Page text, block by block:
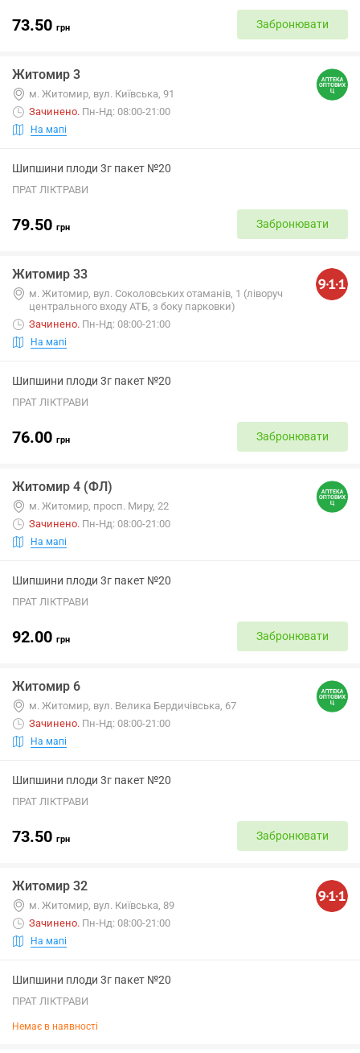
73.50 грн Забронювати
Житомир 3
м. Житомир, вул. Київська, 91
Зачинено. Пн-Нд: 08:00-21:00
На мапі
Шипшини плоди 3г пакет №20
ПРАТ ЛІКТРАВИ
79.50 грн Забронювати
Житомир 33
м. Житомир, вул. Соколовських отаманів, 1 (ліворуч
центрального входу АТБ, з боку парковки)
Зачинено. Пн-Нд: 08:00-21:00
На мапі
Шипшини плоди 3г пакет №20
ПРАТ ЛІКТРАВИ
76.00 грн Забронювати
Житомир 4 (ФЛ)
м. Житомир, просп. Миру, 22
Зачинено. Пн-Нд: 08:00-21:00
На мапі
Шипшини плоди 3г пакет №20
ПРАТ ЛІКТРАВИ
92.00 грн Забронювати
Житомир 6
м. Житомир, вул. Велика Бердичівська, 67
Зачинено. Пн-Нд: 08:00-21:00
На мапі
Шипшини плоди 3г пакет №20
ПРАТ ЛІКТРАВИ
73.50 грн Забронювати
Житомир 32
м. Житомир, вул. Київська, 89
Зачинено. Пн-Нд: 08:00-21:00
На мапі
Шипшини плоди 3г пакет №20
ПРАТ ЛІКТРАВИ
Немає в наявності